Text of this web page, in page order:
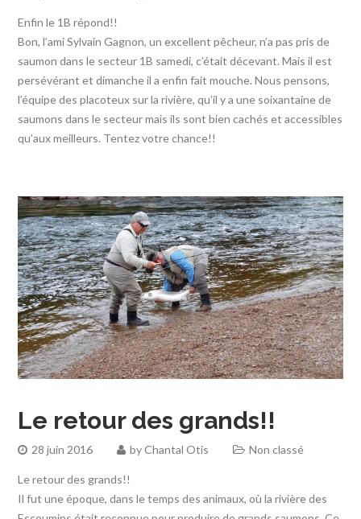
Enfin le 1B répond!!
Bon, l’ami Sylvain Gagnon, un excellent pêcheur, n’a pas pris de
saumon dans le secteur 1B samedi, c’était décevant. Mais il est
persévérant et dimanche il a enfin fait mouche. Nous pensons,
l’équipe des placoteux sur la rivière, qu’il y a une soixantaine de
saumons dans le secteur mais ils sont bien cachés et accessibles
qu’aux meilleurs. Tentez votre chance!!
Le retour des grands!!
28 juin 2016 byChantal Otis Non classé
Le retour des grands!!
Il fut une époque, dans le temps des animaux, où la rivière des